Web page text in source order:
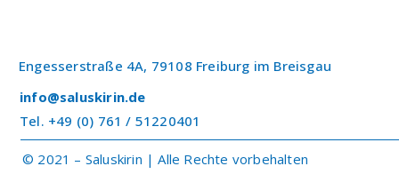
Engesserstraße 4A, 79108 Freiburg im Breisgau
Tel. +49 (0) 761 / 51220401
info@saluskirin.de
© 2021 – Saluskirin | Alle Rechte vorbehalten